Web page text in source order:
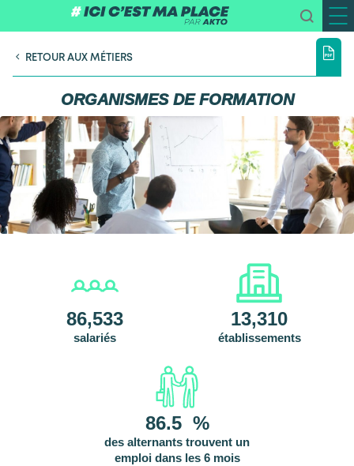
RETOUR AUX MÉTIERS
ORGANISMES DE FORMATION
86,533
salariés
13,310
établissements
86.5 %
des alternants trouvent un
emploi dans les 6 mois